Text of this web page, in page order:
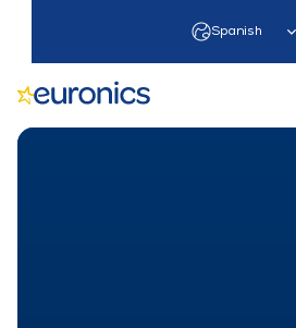
Select Language
Spanish